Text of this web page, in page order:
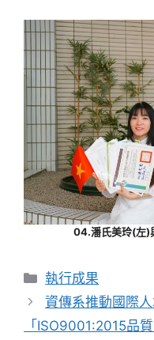
04.潘氏美玲(左)
分
類
執行成果
資傳系推動國際
「ISO9001:2015品